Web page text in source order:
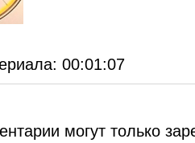
: 00:01:07
могут только